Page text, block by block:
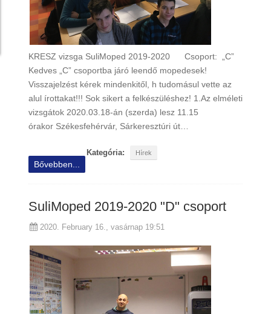
KRESZ vizsga SuliMoped 2019-2020 Csoport: „C”
Kedves „C” csoportba járó leendő mopedesek!
Visszajelzést kérek mindenkitől, h tudomásul vette az
alul írottakat!!! Sok sikert a felkészüléshez! 1.Az elméleti
vizsgátok 2020.03.18-án (szerda) lesz 11.15
órakor Székesfehérvár, Sárkeresztúri út…
Kategória: Hírek
Bővebben...
SuliMoped 2019-2020 "D" csoport
2020. February 16., vasárnap 19:51